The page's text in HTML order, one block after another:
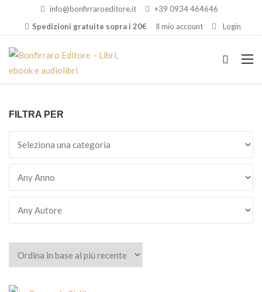
info@bonfirraroeditore.it
+39 0934 464646
Spedizioni gratuite sopra i 20€
Il mio account Login
FILTRA PER